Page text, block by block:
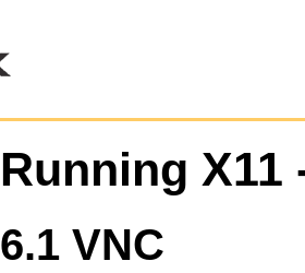
Running X11
6.1 VNC